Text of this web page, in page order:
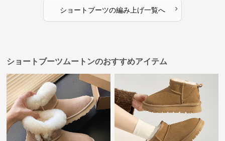
ショートブーツの編み上げ一覧へ ›
ショートブーツムートンのおすすめアイテム